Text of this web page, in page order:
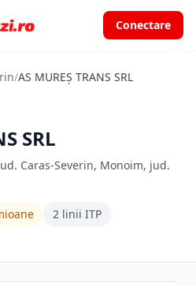
Conectare
/AS MUREŞ TRANS SRL
SRL
Caras-Severin, Monoim, jud.
2 linii ITP